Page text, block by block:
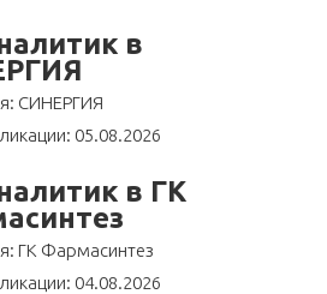
в
СИНЕРГИЯ
05.08.2026
в ГК
ГК Фармасинтез
04.08.2026